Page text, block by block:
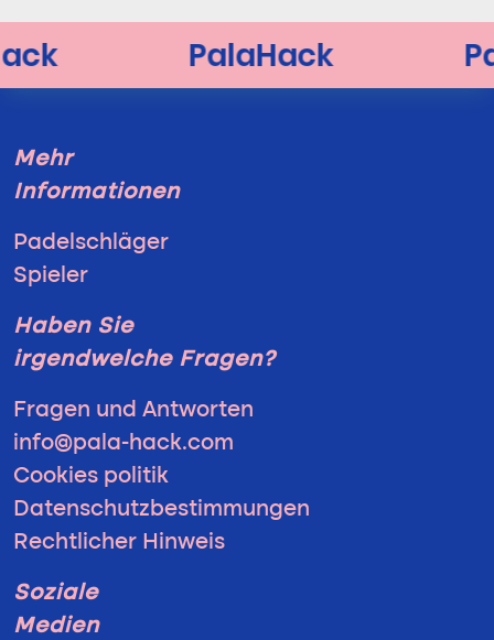
Mehr
Informationen
Padelschläger
Spieler
Haben Sie
irgendwelche Fragen?
Fragen und Antworten
info@pala-hack.com
Cookies politik
Datenschutzbestimmungen
Rechtlicher Hinweis
Soziale
Medien